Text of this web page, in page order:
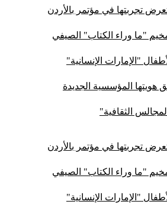
تجربتها في مؤتمر بالأردن
"ما وراء الكتاب" الصيفي
هويتها المؤسسية الجديدة
الثقافية"
تجربتها في مؤتمر بالأردن
"ما وراء الكتاب" الصيفي